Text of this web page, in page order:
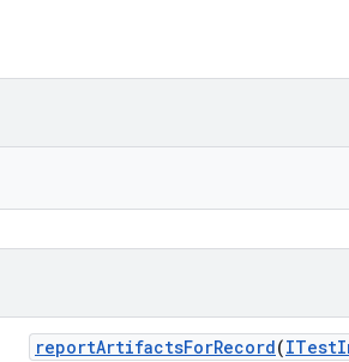
reportArtifactsForRecord(ITest